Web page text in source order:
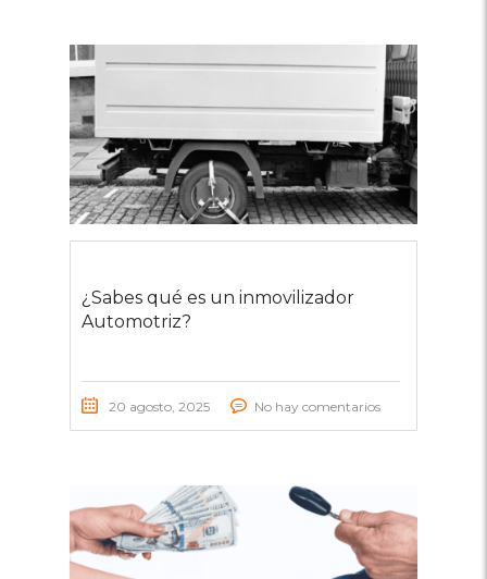
¿Sabes qué es un inmovilizador
Automotriz?
20 agosto, 2025 No hay comentarios